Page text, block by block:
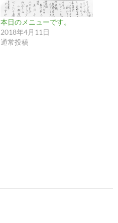
本日のメニューです。
2018年4月11日
通常投稿